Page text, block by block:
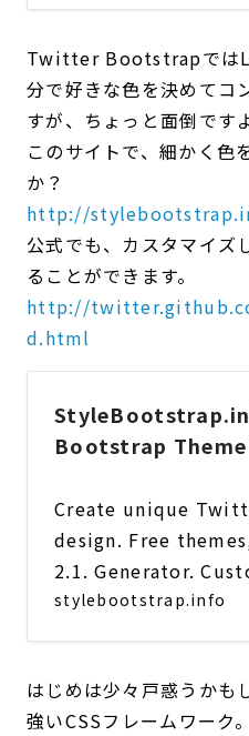
Twitter Bootstrapでは
分で好きな色を決めてコ
すが、ちょっと面倒です
このサイトで、細かく色
か？
http://
公式でも、カスタマイズ
ることができます。
http://
d.html
Bootstrap
Create unique
design. Free
2.1. Generator.
stylebootstrap.info
はじめは少々戸惑うかも
強いCSSフレームワーク。